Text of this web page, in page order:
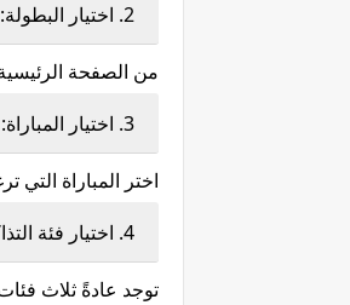
2. اختيار البطولة:
من الصفحة الرئيسية،
3. اختيار المباراة:
اختر المباراة
4. اختيار فئة التذاكر والمقاعد:
توجد عادةً ثلاث